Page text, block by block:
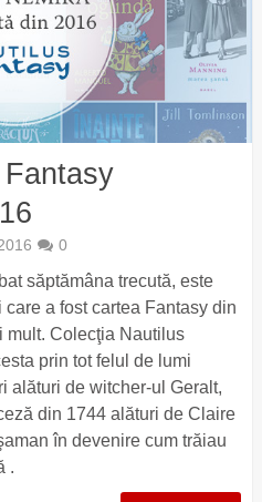
0
săptămâna trecută, este
a fost cartea Fantasy din
mult. Colecţia Nautilus
prin tot felul de lumi
alături de witcher-ul Geralt,
din 1744 alături de Claire
în devenire cum trăiau
.